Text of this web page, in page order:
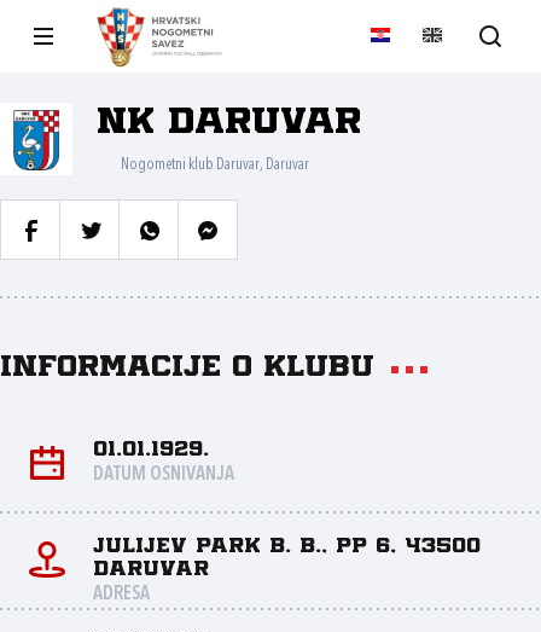
NK Daruvar
Nogometni klub Daruvar, Daruvar
Informacije o klubu
01.01.1929.
DATUM OSNIVANJA
Julijev park b. b., PP 6, 43500
Daruvar
ADRESA